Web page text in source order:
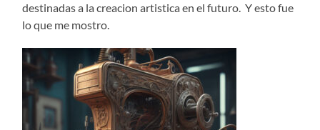
destinadas a la creacion artistica en el futuro. Y esto fue
lo que me mostro.